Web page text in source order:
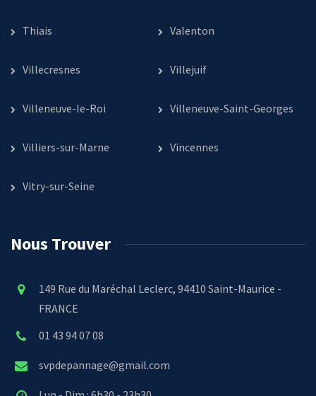
Thiais Valenton
Villecresnes Villejuif
Villeneuve-le-Roi Villeneuve-Saint-Georges
Villiers-sur-Marne Vincennes
Vitry-sur-Seine
Nous Trouver
149 Rue du Maréchal Leclerc, 94410 Saint-Maurice -
FRANCE
01 43 94 07 08
svpdepannage@gmail.com